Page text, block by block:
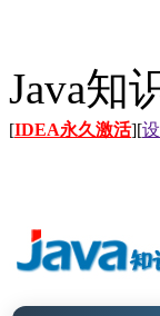
Java知
[IDEA永久激活][